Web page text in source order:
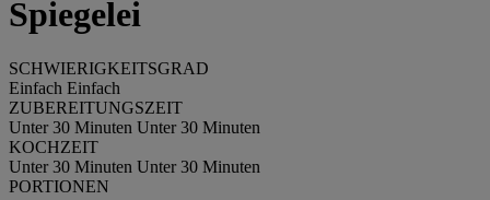
Spiegelei
SCHWIERIGKEITSGRAD
Einfach Einfach
ZUBEREITUNGSZEIT
Unter 30 Minuten Unter 30 Minuten
KOCHZEIT
Unter 30 Minuten Unter 30 Minuten
PORTIONEN